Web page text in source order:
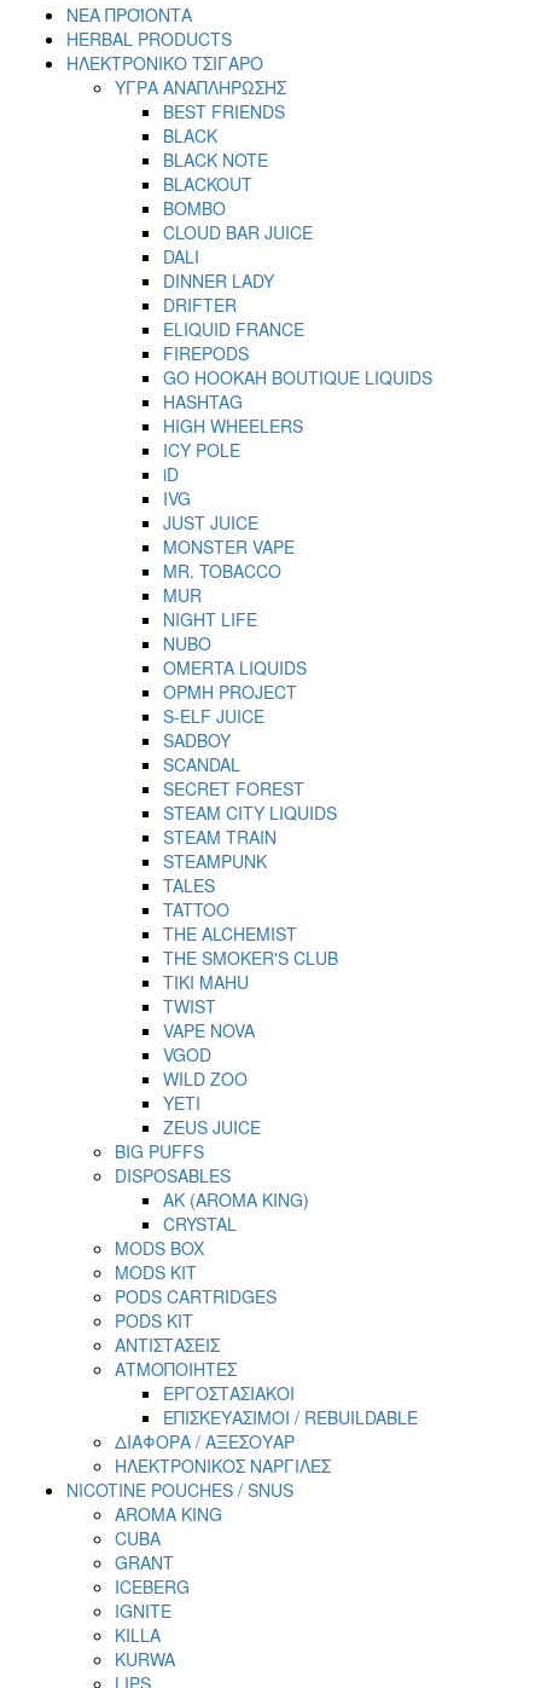
ΝΕΑ ΠΡΟΪΟΝΤΑ
HERBAL PRODUCTS
ΗΛΕΚΤΡΟΝΙΚΟ ΤΣΙΓΑΡΟ
ΥΓΡΑ ΑΝΑΠΛΗΡΩΣΗΣ
BEST FRIENDS
BLACK
BLACK NOTE
BLACKOUT
BOMBO
CLOUD BAR JUICE
DALI
DINNER LADY
DRIFTER
ELIQUID FRANCE
FIREPODS
GO HOOKAH BOUTIQUE LIQUIDS
HASHTAG
HIGH WHEELERS
ICY POLE
iD
IVG
JUST JUICE
MONSTER VAPE
MR. TOBACCO
MUR
NIGHT LIFE
NUBO
OMERTA LIQUIDS
OPMH PROJECT
S-ELF JUICE
SADBOY
SCANDAL
SECRET FOREST
STEAM CITY LIQUIDS
STEAM TRAIN
STEAMPUNK
TALES
TATTOO
THE ALCHEMIST
THE SMOKER'S CLUB
TIKI MAHU
TWIST
VAPE NOVA
VGOD
WILD ZOO
YETI
ZEUS JUICE
BIG PUFFS
DISPOSABLES
AK (AROMA KING)
CRYSTAL
MODS BOX
MODS KIT
PODS CARTRIDGES
PODS KIT
ΑΝΤΙΣΤΑΣΕΙΣ
ΑΤΜΟΠΟΙΗΤΕΣ
ΕΡΓΟΣΤΑΣΙΑΚΟΙ
ΕΠΙΣΚΕΥΑΣΙΜΟΙ / REBUILDABLE
ΔΙΑΦΟΡΑ / ΑΞΕΣΟΥΑΡ
ΗΛΕΚΤΡΟΝΙΚΟΣ ΝΑΡΓΙΛΕΣ
NICOTINE POUCHES / SNUS
AROMA KING
CUBA
GRANT
ICEBERG
IGNITE
KILLA
KURWA
LIPS